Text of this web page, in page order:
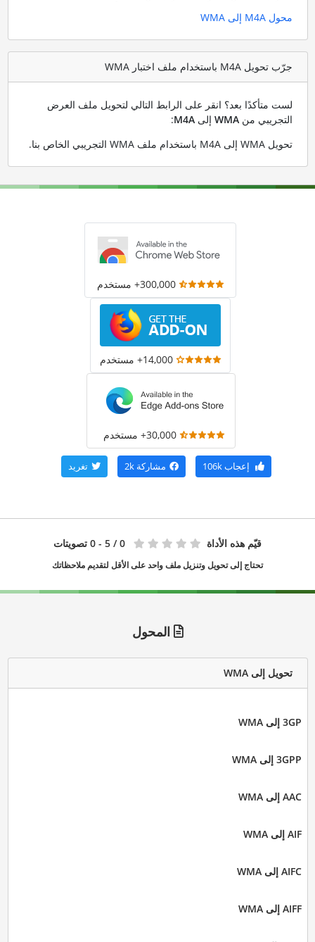
محول M4A إلى WMA
جرّب تحويل M4A باستخدام ملف اختبار WMA
لست متأكدًا بعد؟ انقر على الرابط التالي لتحويل ملف العرض
التجريبي من WMAإلى M4A
:
تحويل WMA إلى M4A باستخدام ملف WMA التجريبي الخاص بنا
.
300,000+ مستخدم
14,000+ مستخدم
30,000+ مستخدم
إعجاب106k مشاركة 2k تغريد
قيّم هذه الأداة 0 / 5 - 0 تصويتات
تحتاج إلى تحويل وتنزيل ملف واحد على الأقل لتقديم ملاحظاتك
المحول
تحويل إلى WMA
3GP إلى WMA
3GPP إلى WMA
AAC إلى WMA
AIF إلى WMA
AIFC إلى WMA
AIFF إلى WMA